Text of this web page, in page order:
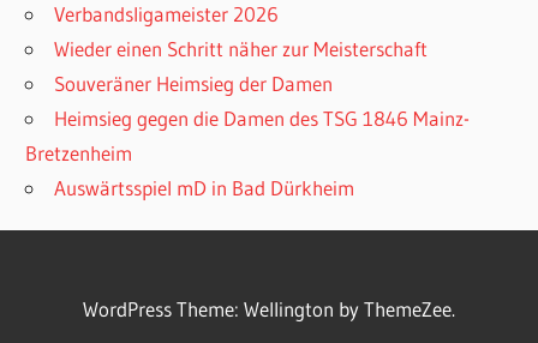
Verbandsligameister 2026
Wieder einen Schritt näher zur Meisterschaft
Souveräner Heimsieg der Damen
Heimsieg gegen die Damen des TSG 1846 Mainz-
Bretzenheim
Auswärtsspiel mD in Bad Dürkheim
WordPress Theme: Wellington by ThemeZee.